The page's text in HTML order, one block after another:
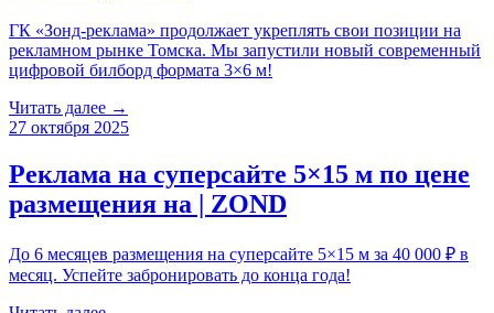
ГК «Зонд-реклама» продолжает укреплять свои позиции на
рекламном рынке Томска. Мы запустили новый современный
цифровой билборд формата 3×6 м!
Читать далее →
27 октября 2025
Реклама на суперсайте 5×15 м по цене
размещения на | ZOND
До 6 месяцев размещения на суперсайте 5×15 м за 40 000 ₽ в
месяц. Успейте забронировать до конца года!